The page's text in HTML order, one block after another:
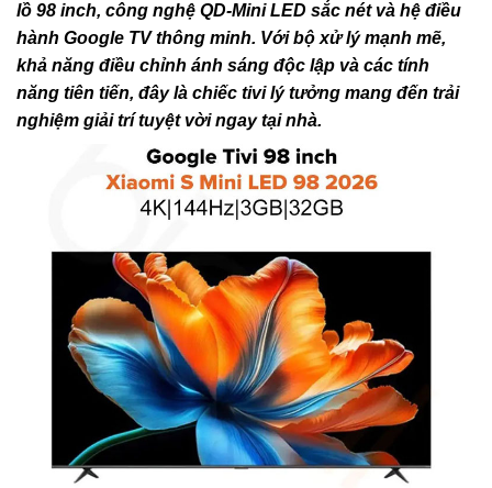
lồ 98 inch, công nghệ QD-Mini LED sắc nét và hệ điều
hành Google TV thông minh. Với bộ xử lý mạnh mẽ,
khả năng điều chỉnh ánh sáng độc lập và các tính
năng tiên tiến, đây là chiếc tivi lý tưởng mang đến trải
nghiệm giải trí tuyệt vời ngay tại nhà.